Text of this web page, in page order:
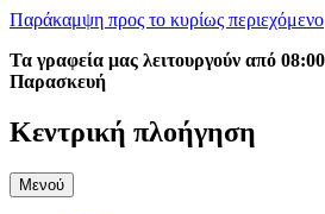
Παράκαμψη προς το κυρίως περιεχόμενο
Τα γραφεία μας λειτουργούν από
Παρασκευή
Κεντρική πλοήγηση
Μενού